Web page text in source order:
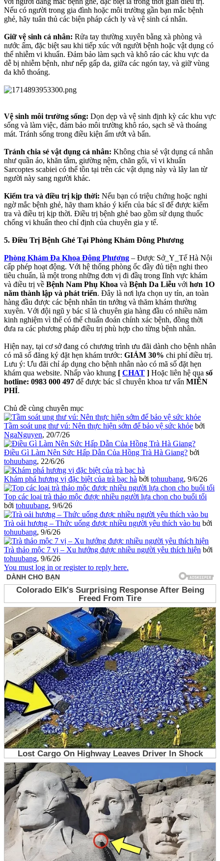
Nếu có người trong gia đình hoặc môi trường gần bạn mắc bệnh
ghẻ, hãy tuân thủ các biện pháp cách ly và vệ sinh cá nhân.
Giữ vệ sinh cá nhân: Rửa tay thường xuyên bằng xà phòng và
nước ấm, đặc biệt sau khi tiếp xúc với người bệnh hoặc vật dụng có
thể nhiễm vi khuẩn. Đảm bảo làm sạch và khô ráo các khu vực da
dễ bị nhiễm bệnh, như nếp gấp da, giữa các ngón tay, và giữ vùng
da khô thoáng.
Vệ sinh môi trường sống: Dọn dẹp và vệ sinh định kỳ các khu vực
sống và làm việc, đảm bảo môi trường khô ráo, sạch sẽ và thoáng
mát. Tránh sống trong điều kiện ẩm ướt và bẩn.
Tránh chia sẻ vật dụng cá nhân: Không chia sẻ vật dụng cá nhân
như quần áo, khăn tắm, giường nệm, chăn gối, vì vi khuẩn
Sarcoptes scabiei có thể tồn tại trên các vật dụng này và lây lan từ
người này sang người khác.
Kiểm tra và điều trị kịp thời: Nếu bạn có triệu chứng hoặc nghi
ngờ mắc bệnh ghẻ, hãy tham khảo ý kiến của bác sĩ để được kiểm
tra và điều trị kịp thời. Điều trị bệnh ghẻ bao gồm sử dụng thuốc
chống vi khuẩn theo chỉ định của chuyên gia y tế.
5. Điều Trị Bệnh Ghẻ Tại Phòng Khám Đông Phương
Phòng Khám Đa Khoa Đông Phương – Được Sở_Y_Tế Hà Nội
cấp phép hoạt động. Với hệ thống phòng ốc đầy đủ tiện nghi theo
tiêu chuẩn, là một trong những đơn vị đi đầų trong Iĩnh vực khám
và điều trị về Bệnh Nam Phụ Khoa và Bệnh Da Liễu với hơn 1O
năm thành lập và phát triển. Đây là nơi lựa chọn uy tín, an toàn
hàng đầu được các bệnh nhân tin tưởng và thăm khám thường
xuyên. Với đội ngũ y bác sĩ là chuyên gia hàng đầu có nhiều năm
kinh nghiệm vì thế có thể chuẩn đoán chính xác bệnh, đồng thời
đưa ra các phương pháp điều trị phù hợp cho từng bệnh nhân.
Hiện nay, tại cơ sở đang có chương trình ưu đãi dành cho bệnh nhân
có mã số đăng ký đặt hẹn khám trước: GIẢM 30% chi phí điều trị.
Lưu ý: Ưu đãi chỉ áp dụng cho bệnh nhân nào có mã số đặt hẹn
khám qua website. Nhấp vào khung [ CHAT ] Hoặc liên hệ qua số
hotline: 0983 000 497 để được bác sĩ chuyên khoa tư vấn MIỄN
PHÍ.
Chủ đề cùng chuyên mục
Tầm soát ung thư vú: Nên thực hiện sớm để bảo vệ sức khỏe bởi
NgaNguyen, 20/7/26
Điều Gì Làm Nên Sức Hấp Dẫn Của Hồng Trà Hà Giang? bởi
tohuubang, 22/6/26
Khám phá hương vị đặc biệt của trà bạc hà bởi tohuubang, 9/6/26
Top các loại trà thảo mộc được nhiều người lựa chọn cho buổi tối
bởi tohuubang, 9/6/26
Trà oải hương – Thức uống được nhiều người yêu thích vào bu bởi
tohuubang, 9/6/26
Trà thảo mộc 7 vị – Xu hướng được nhiều người yêu thích hiện bởi
tohuubang, 9/6/26
You must log in or register to reply here.